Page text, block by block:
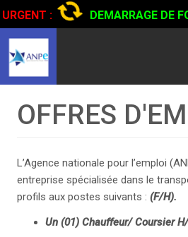
URGENT :
DEMARRAGE DE
CERTIFIANTE EN CONDUITE DE
LIRE
OFFRES
L’Agence nationale pour l’emploi
entreprise spécialisée dans le
profils aux postes suivants : (F/H).
Un (01) Chauffeur/ Coursier